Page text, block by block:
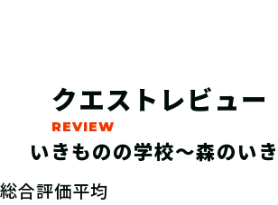
クエストレビュー
いきものの学校〜森のい
総合評価平均